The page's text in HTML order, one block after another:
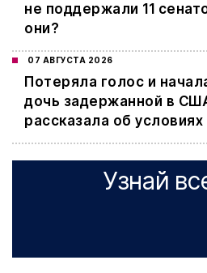
не поддержали 11
они?
07 АВГУСТА 2026
Потеряла голос и
дочь задержанной в
рассказала об
Узнай